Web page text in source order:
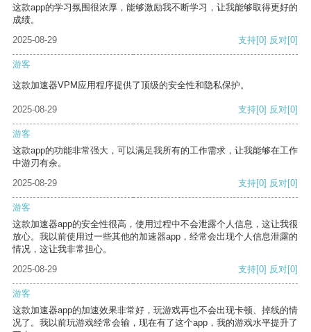
这款app的学习氛围很浓厚，能够激励我不断学习，让我能够取得更好的
成绩。
2025-08-29
支持[0] 反对[0]
游客
这款加速器VPM应用程序提供了顶级的安全性和隐私保护。
2025-08-29 支持[0] 反对[0]
游客
这款app的功能非常强大，可以满足我所有的工作需求，让我能够在工作
中游刃有余。
2025-08-29
支持[0] 反对[0]
游客
这款加速器app的安全性很高，使用过程中不会泄露个人信息，这让我很
放心。我以前使用过一些其他的加速器app，经常会出现个人信息泄露的
情况，这让我非常担心。
2025-08-29
支持[0] 反对[0]
游客
这款加速器app的加速效果非常好，玩游戏再也不会出现卡顿、掉线的情
况了。我以前玩游戏经常会输，现在有了这个app，我的游戏水平提升了